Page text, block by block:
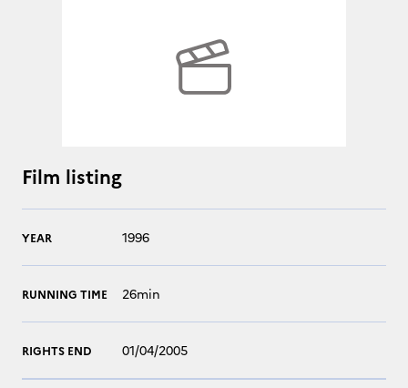
Film listing
YEAR 1996
RUNNING TIME 26min
RIGHTS END 01/04/2005